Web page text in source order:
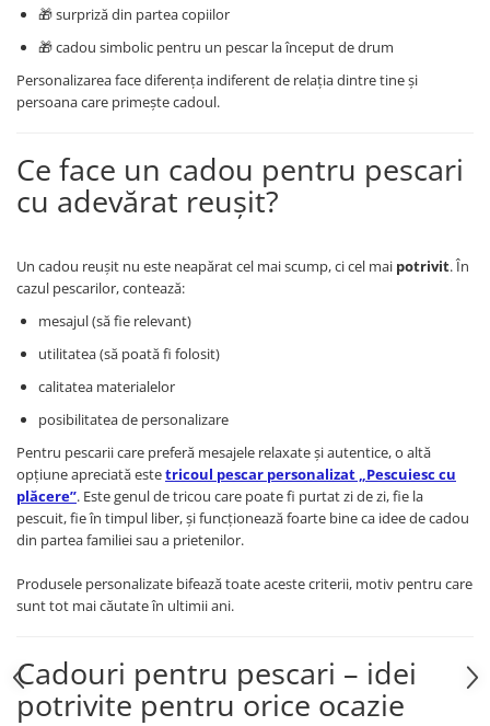
🎁 surpriză din partea copiilor
🎁 cadou simbolic pentru un pescar la început de drum
Personalizarea face diferența indiferent de relația dintre tine și
persoana care primește cadoul.
Ce face un cadou pentru pescari
cu adevărat reușit?
Un cadou reușit nu este neapărat cel mai scump, ci cel mai potrivit. În
cazul pescarilor, contează:
mesajul (să fie relevant)
utilitatea (să poată fi folosit)
calitatea materialelor
posibilitatea de personalizare
Pentru pescarii care preferă mesajele relaxate și autentice, o altă
opțiune apreciată estetricoul pescar personalizat „Pescuiesc cu
plăcere”. Este genul de tricou care poate fi purtat zi de zi, fie la
pescuit, fie în timpul liber, și funcționează foarte bine ca idee de cadou
din partea familiei sau a prietenilor.
Produsele personalizate bifează toate aceste criterii, motiv pentru care
sunt tot mai căutate în ultimii ani.
Cadouri pentru pescari – idei
potrivite pentru orice ocazie